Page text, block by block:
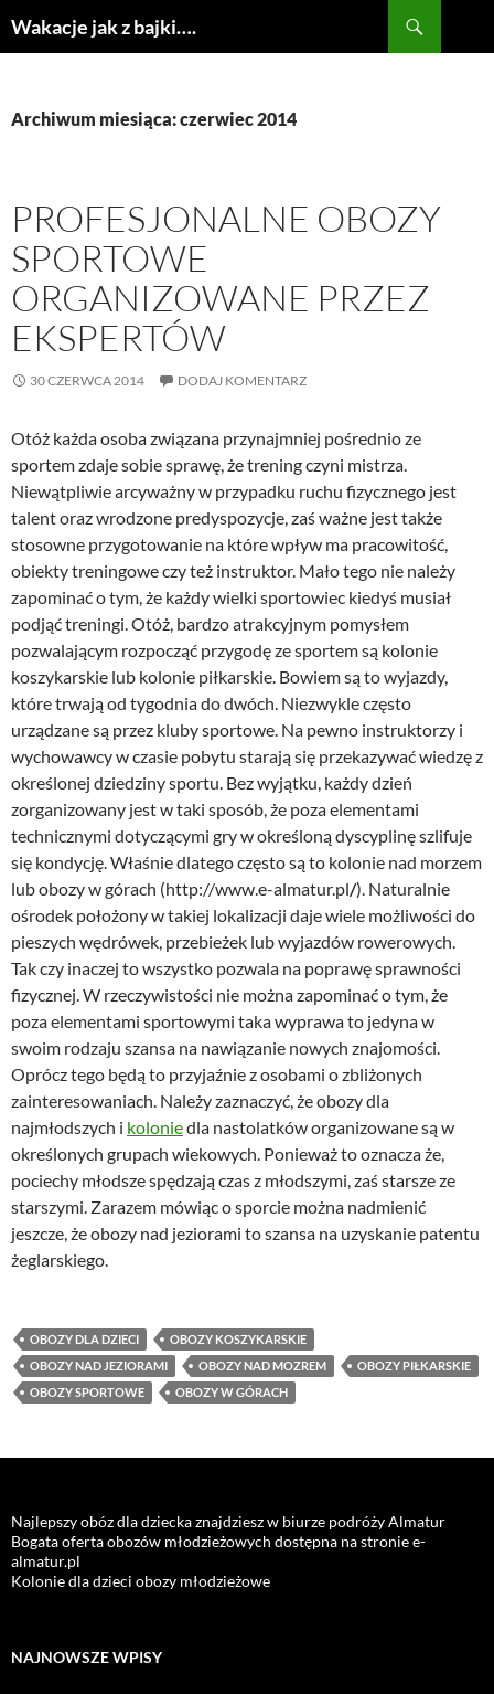
doWakacje jak z bajki….
Archiwum miesiąca: czerwiec 2014
PROFESJONALNE OBOZY
SPORTOWE
ORGANIZOWANE PRZEZ
EKSPERTÓW
30 CZERWCA 2014 DODAJ KOMENTARZ
Otóż każda osoba związana przynajmniej pośrednio ze
sportem zdaje sobie sprawę, że trening czyni mistrza.
Niewątpliwie arcyważny w przypadku ruchu fizycznego jest
talent oraz wrodzone predyspozycje, zaś ważne jest także
stosowne przygotowanie na które wpływ ma pracowitość,
obiekty treningowe czy też instruktor. Mało tego nie należy
zapominać o tym, że każdy wielki sportowiec kiedyś musiał
podjąć treningi. Otóż, bardzo atrakcyjnym pomysłem
pozwalającym rozpocząć przygodę ze sportem są kolonie
koszykarskie lub kolonie piłkarskie. Bowiem są to wyjazdy,
które trwają od tygodnia do dwóch. Niezwykle często
urządzane są przez kluby sportowe. Na pewno instruktorzy i
wychowawcy w czasie pobytu starają się przekazywać wiedzę z
określonej dziedziny sportu. Bez wyjątku, każdy dzień
zorganizowany jest w taki sposób, że poza elementami
technicznymi dotyczącymi gry w określoną dyscyplinę szlifuje
się kondycję. Właśnie dlatego często są to kolonie nad morzem
lub obozy w górach (http://www.e-almatur.pl/). Naturalnie
ośrodek położony w takiej lokalizacji daje wiele możliwości do
pieszych wędrówek, przebieżek lub wyjazdów rowerowych.
Tak czy inaczej to wszystko pozwala na poprawę sprawności
fizycznej. W rzeczywistości nie można zapominać o tym, że
poza elementami sportowymi taka wyprawa to jedyna w
swoim rodzaju szansa na nawiązanie nowych znajomości.
Oprócz tego będą to przyjaźnie z osobami o zbliżonych
zainteresowaniach. Należy zaznaczyć, że obozy dla
najmłodszych i koloniedla nastolatków organizowane są w
określonych grupach wiekowych. Ponieważ to oznacza że,
pociechy młodsze spędzają czas z młodszymi, zaś starsze ze
starszymi. Zarazem mówiąc o sporcie można nadmienić
jeszcze, że obozy nad jeziorami to szansa na uzyskanie patentu
żeglarskiego.
OBOZY DLA DZIECI
OBOZY KOSZYKARSKIE
OBOZY NAD JEZIORAMI
OBOZY NAD MOZREM
OBOZY PIŁKARSKIE
OBOZY SPORTOWE
OBOZY W GÓRACH
Najlepszy obóz dla dziecka znajdziesz w biurze podróży Almatur
Bogata oferta obozów młodzieżowych dostępna na stronie e-
almatur.pl
Kolonie dla dzieci obozy młodzieżowe
NAJNOWSZE WPISY